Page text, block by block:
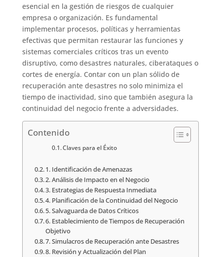
esencial en la gestión de riesgos de cualquier
empresa o organización. Es fundamental
implementar procesos, políticas y herramientas
efectivas que permitan restaurar las funciones y
sistemas comerciales críticos tras un evento
disruptivo, como desastres naturales, ciberataques o
cortes de energía. Contar con un plan sólido de
recuperación ante desastres no solo minimiza el
tiempo de inactividad, sino que también asegura la
continuidad del negocio frente a adversidades.
Contenido
Claves para el Éxito
1. Identificación de Amenazas
2. Análisis de Impacto en el Negocio
3. Estrategias de Respuesta Inmediata
4. Planificación de la Continuidad del Negocio
5. Salvaguarda de Datos Críticos
6. Establecimiento de Tiempos de Recuperación
Objetivo
7. Simulacros de Recuperación ante Desastres
8. Revisión y Actualización del Plan